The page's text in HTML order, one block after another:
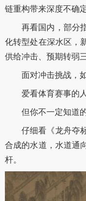
链重构带来深度不确定
再看国内，部分
化转型处在深水区，
供给冲击、预期转弱
面对冲击挑战，
爱看体育赛事的
但你不一定知道
仔细看《龙舟夺
合成的水道，水道通
杆。